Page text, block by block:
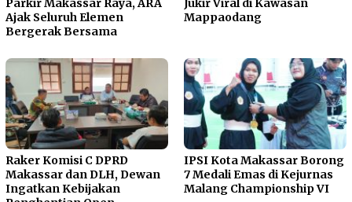
Parkir Makassar Raya, ARA
Ajak Seluruh Elemen
Bergerak Bersama
Jukir Viral di Kawasan
Mappaodang
Raker Komisi C DPRD
Makassar dan DLH, Dewan
Ingatkan Kebijakan
IPSI Kota Makassar Borong
7 Medali Emas di Kejurnas
Malang Championship VI